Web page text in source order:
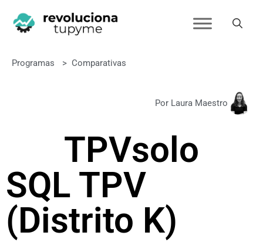
Programas > Comparativas
Por Laura Maestro
TPVsolo
SQL TPV
(Distrito K)